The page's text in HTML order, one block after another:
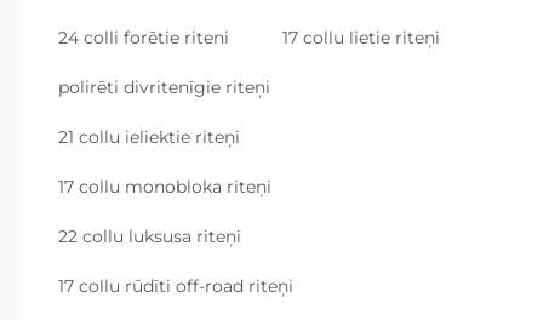
24 colli forētie riteni 17 collu lietie riteņi
polirēti divritenīgie riteņi
21 collu ieliektie riteņi
17 collu monobloka riteņi
22 collu luksusa riteņi
17 collu rūdīti off-road riteņi